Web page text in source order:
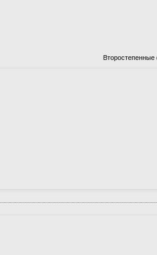
Второстепенные